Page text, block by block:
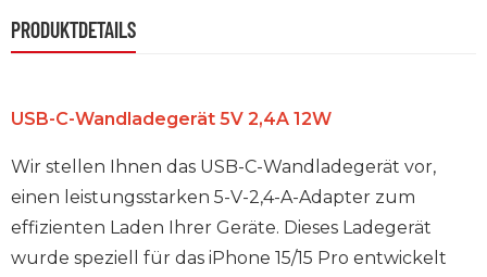
PRODUKTDETAILS
USB-C-Wandladegerät 5V 2,4A 12W
Wir stellen Ihnen das USB-C-Wandladegerät vor,
einen leistungsstarken 5-V-2,4-A-Adapter zum
effizienten Laden Ihrer Geräte. Dieses Ladegerät
wurde speziell für das iPhone 15/15 Pro entwickelt